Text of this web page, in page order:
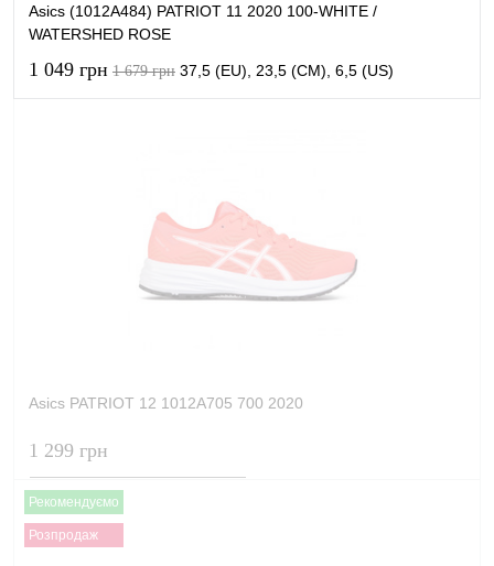
Asics (1012A484) PATRIOT 11 2020 100-WHITE /
WATERSHED ROSE
1 049 грн 1 679 грн 37,5 (EU), 23,5 (CM), 6,5 (US)
Asics PATRIOT 12 1012A705 700 2020
1 299 грн
Рекомендуємо
Розпродаж